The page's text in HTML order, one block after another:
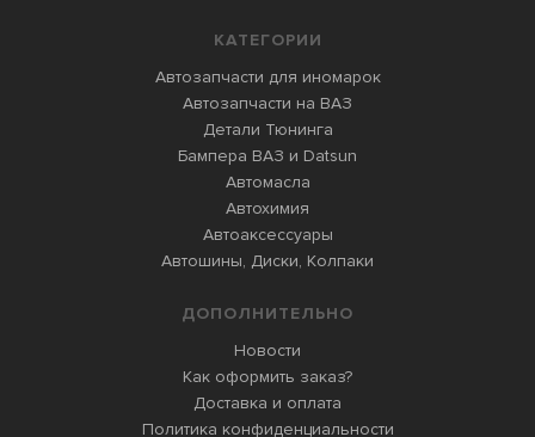
КАТЕГОРИИ
Автозапчасти для иномарок
Автозапчасти на ВАЗ
Детали Тюнинга
Бампера ВАЗ и Datsun
Автомасла
Автохимия
Автоаксессуары
Автошины, Диски, Колпаки
ДОПОЛНИТЕЛЬНО
Новости
Как оформить заказ?
Доставка и оплата
Политика конфиденциальности